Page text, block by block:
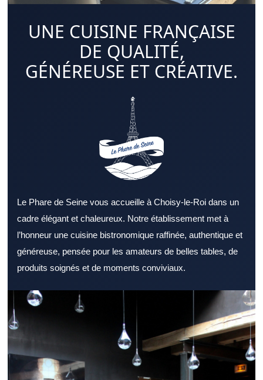
UNE CUISINE FRANÇAISE
DE QUALITÉ,
GÉNÉREUSE ET CRÉATIVE.
Le Phare de Seine vous accueille à Choisy-le-Roi dans un
cadre élégant et chaleureux. Notre établissement met à
l’honneur une cuisine bistronomique raffinée, authentique et
généreuse, pensée pour les amateurs de belles tables, de
produits soignés et de moments conviviaux.
Repérer un Restaurant Val de Marne accueillant facilite
l’organisation d’un déjeuner ou d’un dîner. Un Restaurant Val de
Marne peut répondre à des attentes variées selon l’occasion. Le
décor d’un Restaurant Val de Marne reste un critère souvent
déterminant. Le menu d’un Restaurant Val de Marne gagne à
proposer des choix variés et équilibrés. Un Restaurant Val de
Marne convaincant accorde une grande importance à la qualité
des produits. Le service dans un Restaurant Val de Marne